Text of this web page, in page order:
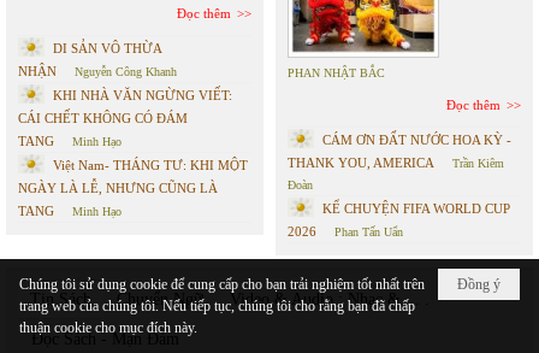
Đọc thêm
DI SẢN VÔ THỪA
NHẬN
Nguyễn Công Khanh
KHI NHÀ VĂN NGỪNG VIẾT:
CÁI CHẾT KHÔNG CÓ ĐÁM
TANG
Minh Hạo
Việt Nam- THÁNG TƯ: KHI MỘT
NGÀY LÀ LỄ, NHƯNG CŨNG LÀ
TANG
Minh Hạo
PHAN NHẬT BẮC
Đọc thêm
CÁM ƠN ĐẤT NƯỚC HOA KỲ -
THANK YOU, AMERICA
Trần Kiêm
Đoàn
KỂ CHUYỆN FIFA WORLD CUP
2026
Phan Tấn Uẩn
Tin Sách Chuyển Ngữ Video & Audio : Nhạc & . . .
Đọc Sách - Mạn Đàm
Đồng ý
Chúng tôi sử dụng cookie để cung cấp cho bạn trải nghiệm tốt nhất trên
trang web của chúng tôi. Nếu tiếp tục, chúng tôi cho rằng bạn đã chấp
thuận cookie cho mục đích này.